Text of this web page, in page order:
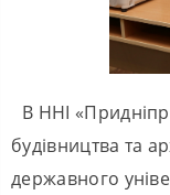
В ННІ
будівництва та
державного